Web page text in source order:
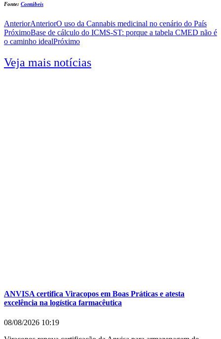
Fonte: Contábeis
AnteriorAnteriorO uso da Cannabis medicinal no cenário do País
PróximoBase de cálculo do ICMS-ST: porque a tabela CMED não é
o caminho idealPróximo
Veja mais notícias
ANVISA certifica Viracopos em Boas Práticas e atesta
excelência na logística farmacêutica
08/08/2026 10:19